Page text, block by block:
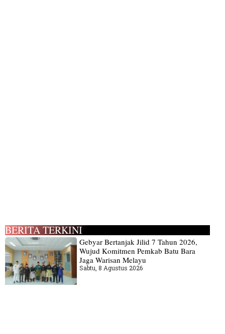
BERITA TERKINI
Gebyar Bertanjak Jilid 7 Tahun 2026,
Wujud Komitmen Pemkab Batu Bara
Jaga Warisan Melayu
Sabtu, 8 Agustus 2026